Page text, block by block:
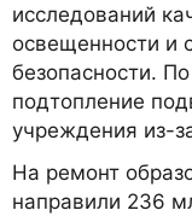
исследований
освещенности и
безопасности.
подтопление
учреждения из-
На ремонт
направили 236